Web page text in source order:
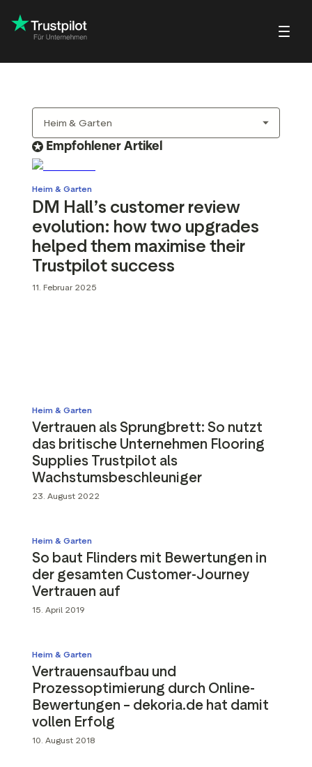
Unternehmen
Großunternehmen
Bewertungen und
Bilanz Ihrer Bewertungen
Tipps & Tatsachen
Partner: Referral-Programm
Integrationen
Empfohlener Artikel
Heim & Garten
DM Hall’s customer review
evolution: how two upgrades
helped them maximise their
Trustpilot success
11. Februar 2025
Heim & Garten
Vertrauen als Sprungbrett: So nutzt
das britische Unternehmen Flooring
Supplies Trustpilot als
Wachstumsbeschleuniger
23. August 2022
Heim & Garten
So baut Flinders mit Bewertungen in
der gesamten Customer-Journey
Vertrauen auf
15. April 2019
Heim & Garten
Vertrauensaufbau und
Prozessoptimierung durch Online-
Bewertungen – dekoria.de hat damit
vollen Erfolg
10. August 2018